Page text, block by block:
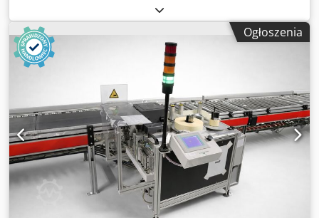
mokrego i suchego – idealna do obróbki bali, podłogówki
itp. – 2 wały strugające + 3 wrzeciona – produkcji
niemieckiej marki KUPFERMUHLE – strugarka używana,
stan bardzo dobry DANE TECHNICZNE - max szerokość
strugania 610mm - max wysokość strugania 200mm - z
góry: - wał wprowadzający ciągnący, zębaty - zapadki -
docisk - 2 wały ciągnące, zębate - docisk - wał strugający
610mm, 6-nożowy 15kW - dociski - wał ciągnący, gładki,
wyprowadzający - z dołu: - docisk boczny na wprowadzeniu
- listwa prowadząca - blat wprowadzający - wał ciągnący,
zębaty - wał strugający 610mm, 6-nożowy 7,5kW - 2 wały
ciągnące, gładkie - docisk boczny na wyprowadzeniu - z
tyłu: 2 wrzeciona boczne + dociski: 1) pionowe prawe
200mm 15kW 2) pionowe lewe 200mm 15kW Credozrk T
Ogłoszenia